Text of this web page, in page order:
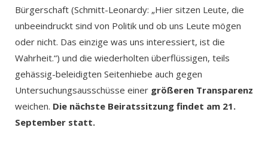
Bürgerschaft (Schmitt-Leonardy: „Hier sitzen Leute, die
unbeeindruckt sind von Politik und ob uns Leute mögen
oder nicht. Das einzige was uns interessiert, ist die
Wahrheit.“) und die wiederholten überflüssigen, teils
gehässig-beleidigten Seitenhiebe auch gegen
Untersuchungsausschüsse einer größeren Transparenz
weichen. Die nächste Beiratssitzung findet am 21.
September statt.